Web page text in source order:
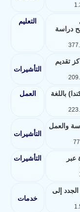
دراسة
التعليم
تقديم
التأشيرات
باللغة
العمل
والعمل
التأشيرات
عبر
التأشيرات
إلى
خدمات